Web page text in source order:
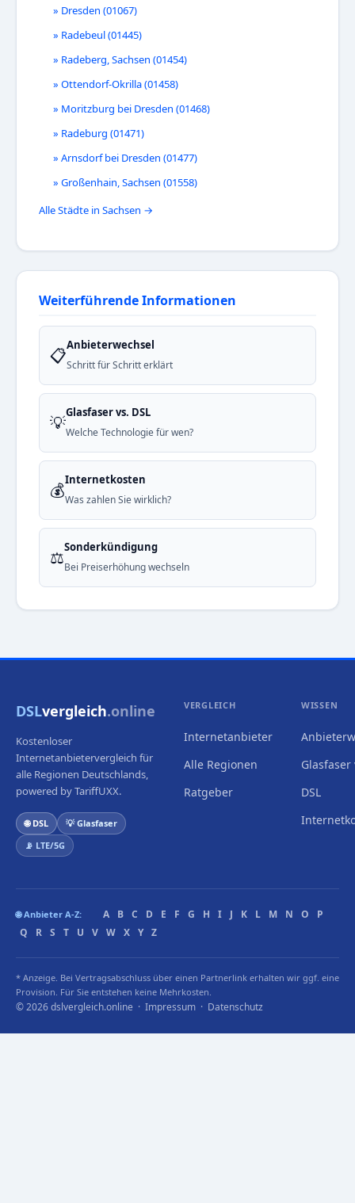
» Dresden (01067)
» Radebeul (01445)
» Radeberg, Sachsen (01454)
» Ottendorf-Okrilla (01458)
» Moritzburg bei Dresden (01468)
» Radeburg (01471)
» Arnsdorf bei Dresden (01477)
» Großenhain, Sachsen (01558)
Alle Städte in Sachsen →
Weiterführende Informationen
📋Anbieterwechsel
Schritt für Schritt erklärt
💡Glasfaser vs. DSL
Welche Technologie für wen?
💰Internetkosten
Was zahlen Sie wirklich?
⚖️Sonderkündigung
Bei Preiserhöhung wechseln
DSLvergleich.online
Kostenloser
Internetanbietervergleich für
alle Regionen Deutschlands,
powered by TariffUXX.
🌐 DSL
💡 Glasfaser
📡 LTE/5G
VERGLEICH
Internetanbieter
Alle Regionen
Ratgeber
WISSEN
Glasfaser
DSL
🌐 Anbieter A-Z: A B C D E F G H I J K L M N O
P
Q
R S T U V W X Y Z
* Anzeige. Bei Vertragsabschluss über einen Partnerlink erhalten wir ggf. eine
Provision. Für Sie entstehen keine Mehrkosten.
© 2026 dslvergleich.online · Impressum · Datenschutz